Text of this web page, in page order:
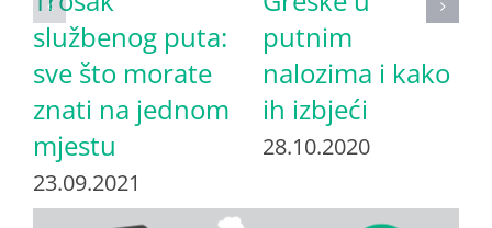
službenog puta:
sve što morate
znati na jednom
mjestu
23.09.2021
putnim
nalozima i kako
ih izbjeći
28.10.2020